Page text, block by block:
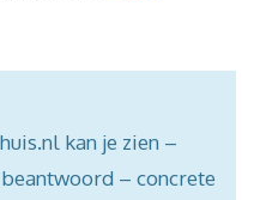
kan je zien –
– concrete